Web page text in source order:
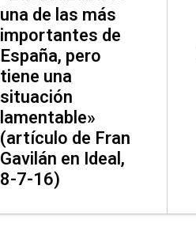
una de las más
importantes de
España, pero
tiene una
situación
lamentable»
(artículo de Fran
Gavilán en Ideal,
8-7-16)